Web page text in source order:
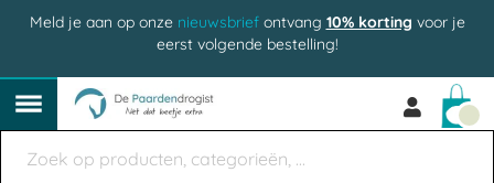
Meld je aan op onze nieuwsbriefontvang 10% korting voor je
eerst volgende bestelling!